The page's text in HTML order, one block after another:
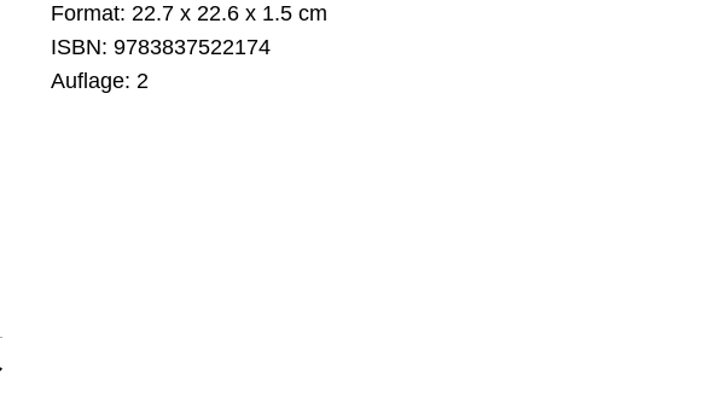
Format: 22.7 x 22.6 x 1.5 cm
ISBN: 9783837522174
Auflage: 2